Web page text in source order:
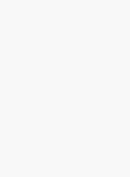
kvalitní rybí „grilovačku“
a pro léto to jsou
„grilovačky“.…